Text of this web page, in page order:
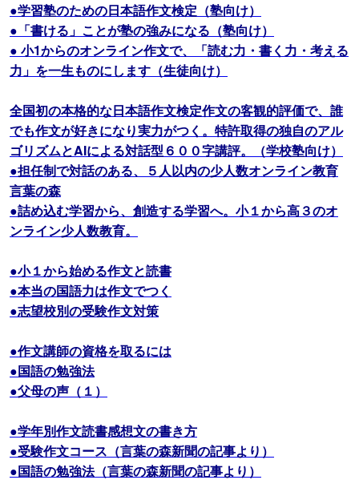
●学習塾のための日本語作文検定（塾向け）
●「書ける」ことが塾の強みになる（塾向け）
● 小1からのオンライン作文で、「読む力・書く力・考える
力」を一生ものにします（生徒向け）
全国初の本格的な日本語作文検定作文の客観的評価で、誰
でも作文が好きになり実力がつく。特許取得の独自のアル
ゴリズムとAIによる対話型６００字講評。（学校塾向け）
●担任制で対話のある、５人以内の少人数オンライン教育
言葉の森
●詰め込む学習から、創造する学習へ。小１から高３のオ
ンライン少人数教育。
●小１から始める作文と読書
●本当の国語力は作文でつく
●志望校別の受験作文対策
●作文講師の資格を取るには
●国語の勉強法
●父母の声（１）
●学年別作文読書感想文の書き方
●受験作文コース（言葉の森新聞の記事より）
●国語の勉強法（言葉の森新聞の記事より）